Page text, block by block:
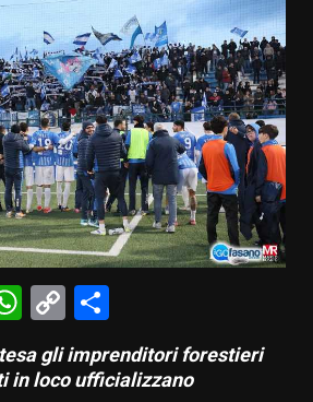
WhatsApp
Copy
Link
gli imprenditori forestieri
in loco ufficializzano